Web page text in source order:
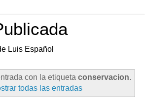
Luis Español
con la etiqueta conservacion.
todas las entradas